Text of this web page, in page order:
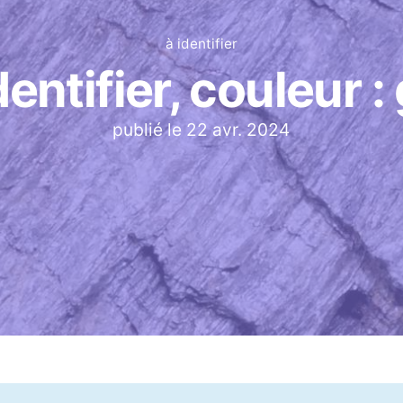
à identifier
couleur :
publié le 22 avr. 2024